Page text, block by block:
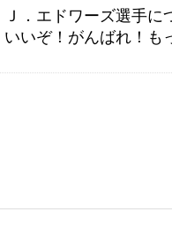
Ｊ．エドワーズ選手に
いいぞ！がんばれ！も